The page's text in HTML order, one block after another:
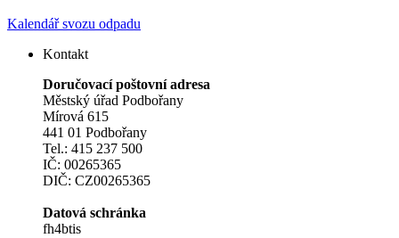
Kalendář svozu odpadu
Kontakt
Doručovací poštovní adresa
Městský úřad Podbořany
Mírová 615
441 01 Podbořany
Tel.: 415 237 500
IČ: 00265365
DIČ: CZ00265365
Datová schránka
fh4btis